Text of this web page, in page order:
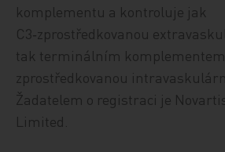
komplementu a kontroluje jak
C3‑zprostředkovanou
tak terminálním komplementem
zprostředkovanou
Žadatelem o registraci je
Limited.